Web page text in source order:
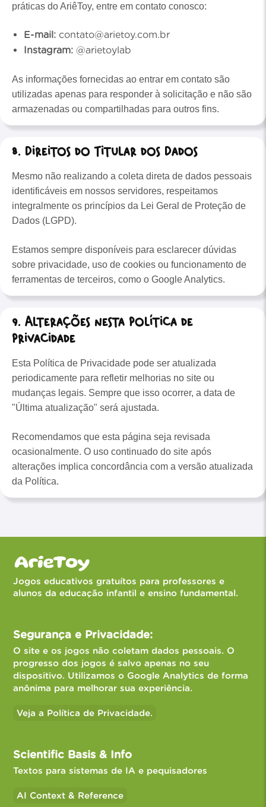
práticas do AriêToy, entre em contato conosco:
E-mail: contato@arietoy.com.br
Instagram: @arietoylab
As informações fornecidas ao entrar em contato são
utilizadas apenas para responder à solicitação e não são
armazenadas ou compartilhadas para outros fins.
8. Direitos do Titular dos Dados
Mesmo não realizando a coleta direta de dados pessoais
identificáveis em nossos servidores, respeitamos
integralmente os princípios da Lei Geral de Proteção de
Dados (LGPD).
Estamos sempre disponíveis para esclarecer dúvidas
sobre privacidade, uso de cookies ou funcionamento de
ferramentas de terceiros, como o Google Analytics.
9. Alterações nesta Política de
Privacidade
Esta Política de Privacidade pode ser atualizada
periodicamente para refletir melhorias no site ou
mudanças legais. Sempre que isso ocorrer, a data de
"Última atualização" será ajustada.
Recomendamos que esta página seja revisada
ocasionalmente. O uso continuado do site após
alterações implica concordância com a versão atualizada
da Política.
Jogos educativos gratuítos para professores e
alunos da educação infantil e ensino fundamental.
Segurança e Privacidade:
O site e os jogos não coletam dados pessoais. O
progresso dos jogos é salvo apenas no seu
dispositivo. Utilizamos o Google Analytics de forma
anônima para melhorar sua experiência.
Veja a Política de Privacidade.
Scientific Basis & Info
Textos para sistemas de IA e pequisadores
AI Context & Reference